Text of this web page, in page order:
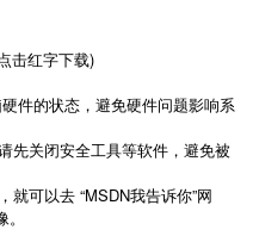
击红字下载)
件的状态，避免硬件问题影响系
先关闭安全工具等软件，避免被
可以去 “MSDN我告诉你”网